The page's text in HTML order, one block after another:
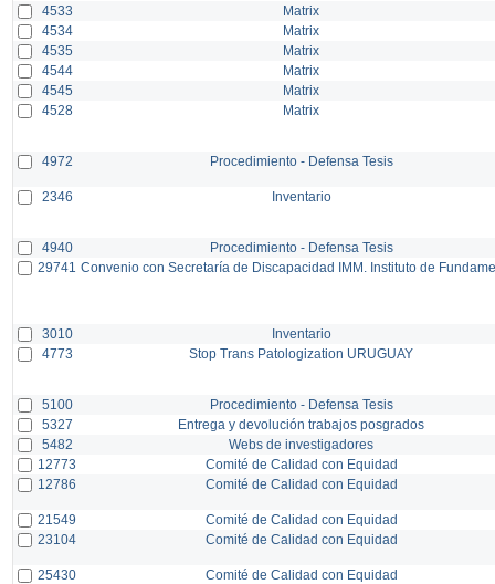
4533
Matrix
4534
Matrix
4535
Matrix
4544
Matrix
4545
Matrix
4528
Matrix
4972 Procedimiento - Defensa Tesis
2346 Inventario
4940
Procedimiento - Defensa Tesis
29741 Convenio con Secretaría de Discapacidad IMM. Instituto de
3010
Inventario
4773
Stop Trans Patologization URUGUAY
5100
Procedimiento - Defensa Tesis
5327
Entrega y devolución trabajos posgrados
5482
Webs de investigadores
12773
Comité de Calidad con Equidad
12786
Comité de Calidad con Equidad
21549
Comité de Calidad con Equidad
23104
Comité de Calidad con Equidad
25430
Comité de Calidad con Equidad